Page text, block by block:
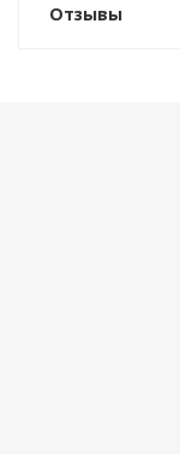
Отзывы